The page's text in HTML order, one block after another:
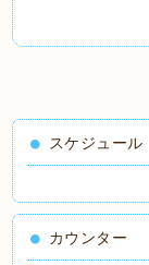
スケジュール
カウンター